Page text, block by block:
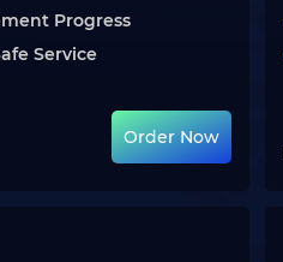
Progress
Service
Order Now